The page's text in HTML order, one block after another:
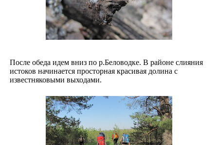
После обеда идем вниз по р.Беловодке. В районе слияния
истоков начинается просторная красивая долина с
известняковыми выходами.